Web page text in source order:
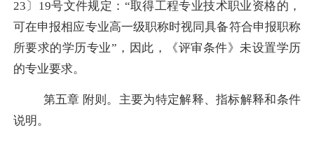
23 〕 19号文件规定：“取得工程专业技术职业资格的，
可在申报相应专业高一级职称时视同具备符合申报职称
所要求的学历专业”，因此，《评审条件》未设置学历
的专业要求。
第五章 附则。主要为特定解释、指标解释和条件
说明。